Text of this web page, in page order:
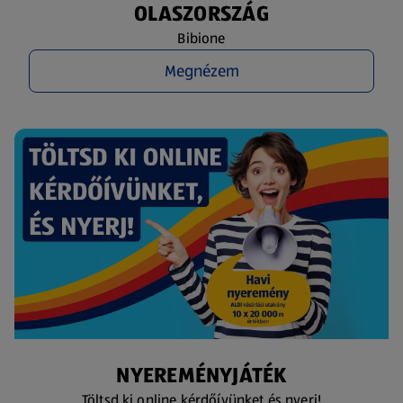
OLASZORSZÁG
Bibione
Megnézem
NYEREMÉNYJÁTÉK